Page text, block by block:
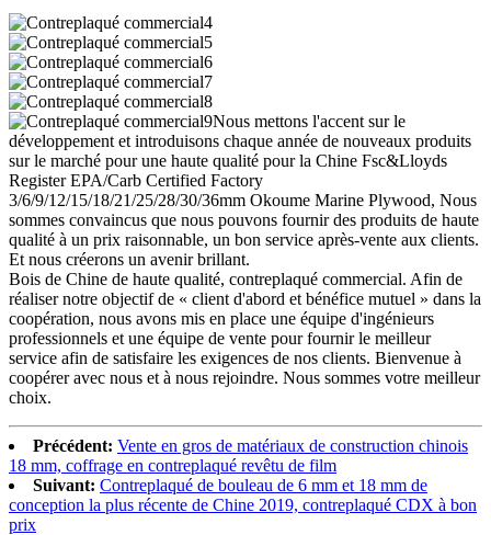
Nous mettons l'accent sur le
développement et introduisons chaque année de nouveaux produits
sur le marché pour une haute qualité pour la Chine Fsc&Lloyds
Register EPA/Carb Certified Factory
3/6/9/12/15/18/21/25/28/30/36mm Okoume Marine Plywood, Nous
sommes convaincus que nous pouvons fournir des produits de haute
qualité à un prix raisonnable, un bon service après-vente aux clients.
Et nous créerons un avenir brillant.
Bois de Chine de haute qualité, contreplaqué commercial. Afin de
réaliser notre objectif de « client d'abord et bénéfice mutuel » dans la
coopération, nous avons mis en place une équipe d'ingénieurs
professionnels et une équipe de vente pour fournir le meilleur
service afin de satisfaire les exigences de nos clients. Bienvenue à
coopérer avec nous et à nous rejoindre. Nous sommes votre meilleur
choix.
Précédent: Vente en gros de matériaux de construction chinois
18 mm, coffrage en contreplaqué revêtu de film
Suivant: Contreplaqué de bouleau de 6 mm et 18 mm de
conception la plus récente de Chine 2019, contreplaqué CDX à bon
prix